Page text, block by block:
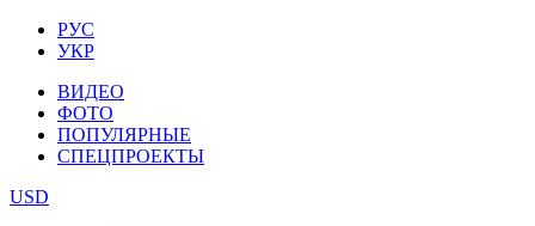
РУС
УКР
ВИДЕО
ФОТО
ПОПУЛЯРНЫЕ
СПЕЦПРОЕКТЫ
USD